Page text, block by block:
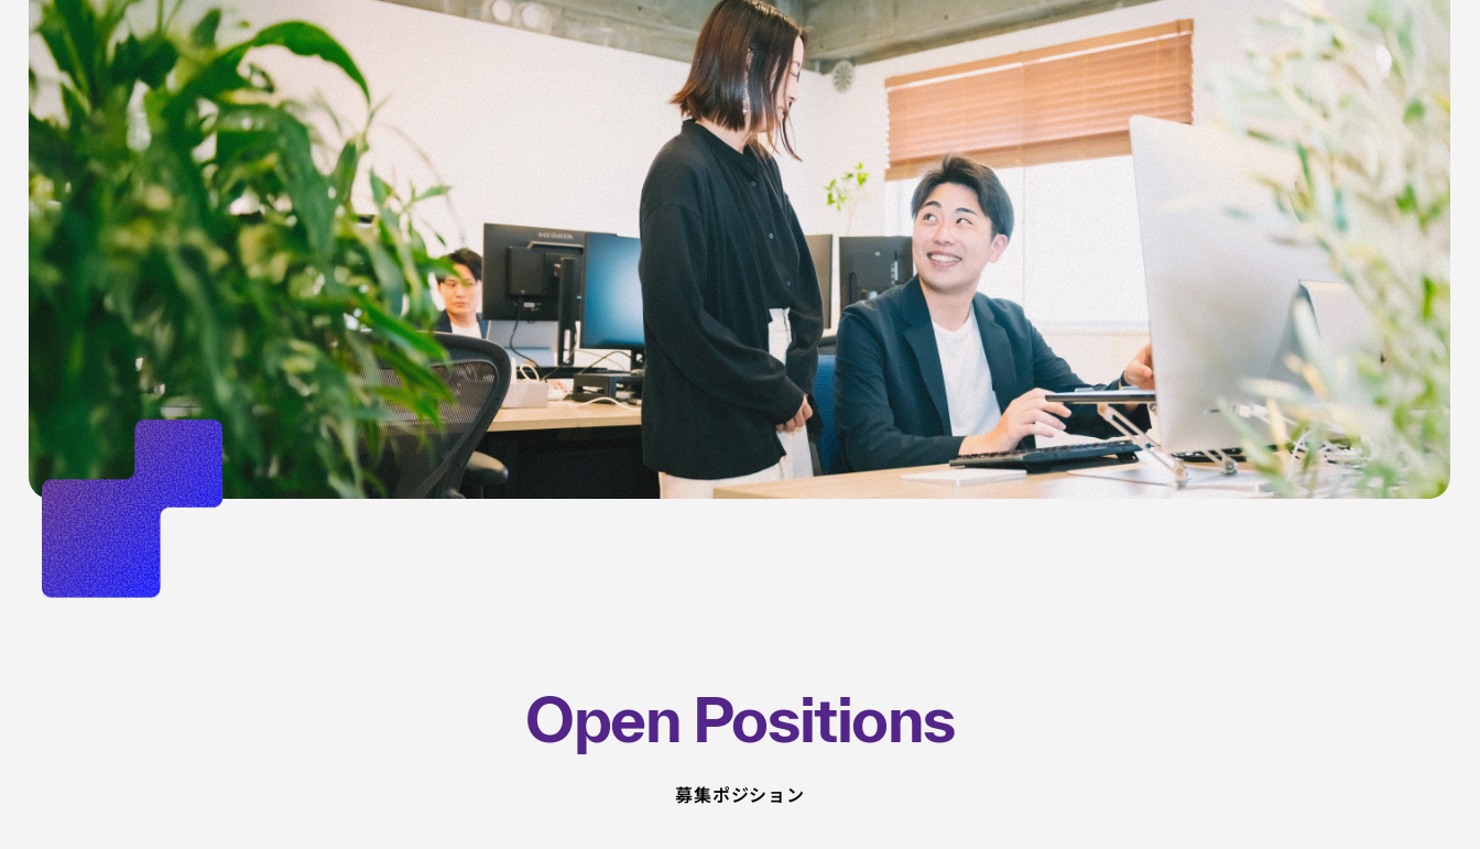
Open Positions
募集ポジション